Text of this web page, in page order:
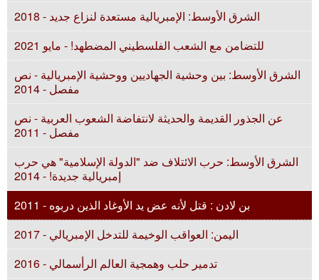
الشرق الأوسط: الإمبريالية مستعدة لنزاع جديد - 2018
للتضامن مع الشعب الفلسطيني المضطهد! - مايو 2021
الشرق الأوسط: بين وحشية الجهاديين ووحشية الإمبريالية - نص
مفصل - 2014
عن الجذور القديمة والحديثة لانتفاضة الشعوب العربية - نص
مفصل - 2011
الشرق الأوسط: حرب الائتلاف ضد "الدولة الإسلامية" هي حرب
إمبريالية جديدة! - 2014
بن لادن : قتل لأنه عض يد الأوغاد الذين دربوه - 2011
اليمن: العواقب الوخيمة للتدخل الإمبريالي - 2017
تدمير حلب وهمجية العالم الرأسمالي - 2016